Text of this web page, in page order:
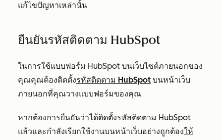
แก้ไขปัญหาเหล่านั้น
ยืนยันรหัสติดตาม HubSpot
ในการใช้แบบฟอร์ม HubSpot บนเว็บไซต์ภายนอกของ
คุณคุณต้องติดตั้งรหัสติดตาม HubSpot บนหน้าเว็บ
ภายนอกที่คุณวางแบบฟอร์มของคุณ
หากต้องการยืนยันว่าได้ติดตั้งรหัสติดตาม HubSpot
แล้วและกำลังเรียกใช้งานบนหน้าเว็บอย่างถูกต้องให้